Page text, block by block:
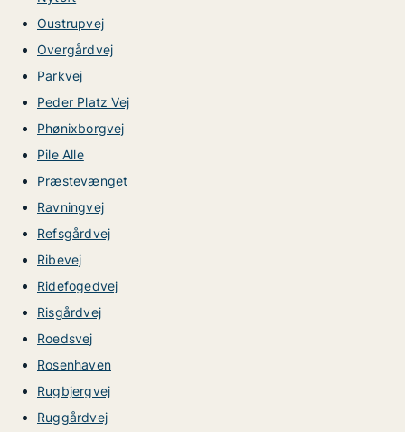
Oustrupvej
Overgårdvej
Parkvej
Peder Platz Vej
Phønixborgvej
Pile Alle
Præstevænget
Ravningvej
Refsgårdvej
Ribevej
Ridefogedvej
Risgårdvej
Roedsvej
Rosenhaven
Rugbjergvej
Ruggårdvej